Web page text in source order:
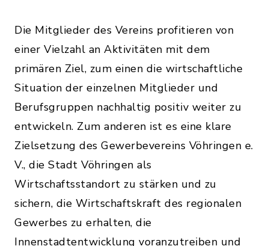
Die Mitglieder des Vereins profitieren von
einer Vielzahl an Aktivitäten mit dem
primären Ziel, zum einen die wirtschaftliche
Situation der einzelnen Mitglieder und
Berufsgruppen nachhaltig positiv weiter zu
entwickeln. Zum anderen ist es eine klare
Zielsetzung des Gewerbevereins Vöhringen e.
V., die Stadt Vöhringen als
Wirtschaftsstandort zu stärken und zu
sichern, die Wirtschaftskraft des regionalen
Gewerbes zu erhalten, die
Innenstadtentwicklung voranzutreiben und